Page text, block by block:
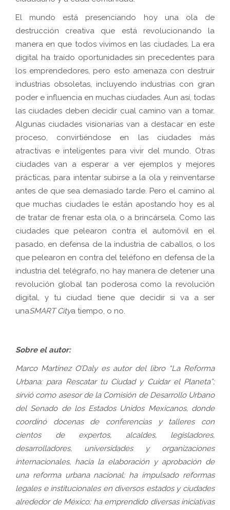
El mundo está presenciando hoy una ola de
destrucción creativa que está revolucionando la
manera en que todos vivimos en las ciudades. La era
digital ha traído oportunidades sin precedentes para
los emprendedores, pero esto amenaza con destruir
industrias obsoletas, incluyendo industrias con gran
poder e influencia en muchas ciudades. Aun así, todas
las ciudades deben decidir cual camino van a tomar.
Algunas ciudades visionarias van a destacar en este
proceso, convirtiéndose en las ciudades más
atractivas e inteligentes para vivir del mundo. Otras
ciudades van a esperar a ver ejemplos y mejores
prácticas, para intentar subirse a la ola y reinventarse
antes de que sea demasiado tarde. Pero el camino al
que muchas ciudades le están apostando hoy es al
de tratar de frenar esta ola, o a brincársela. Como las
ciudades que pelearon contra el automóvil en el
pasado, en defensa de la industria de caballos, o los
que pelearon en contra del teléfono en defensa de la
industria del telégrafo, no hay manera de detener una
revolución global tan poderosa como la revolución
digital, y tu ciudad tiene que decidir si va a ser
unaSMART Citya tiempo, o no.
Sobre el autor:
Marco Martinez O’Daly es autor del libro “La Reforma
Urbana: para Rescatar tu Ciudad y Cuidar el Planeta”;
sirvió como asesor de la Comisión de Desarrollo Urbano
del Senado de los Estados Unidos Mexicanos, donde
coordinó docenas de conferencias y talleres con
cientos de expertos, alcaldes, legisladores,
desarrolladores, universidades y organizaciones
internacionales, hacia la elaboración y aprobación de
una reforma urbana nacional; ha impulsado reformas
legales e institucionales en diversos estados y ciudades
alrededor de México; ha emprendido diversas iniciativas